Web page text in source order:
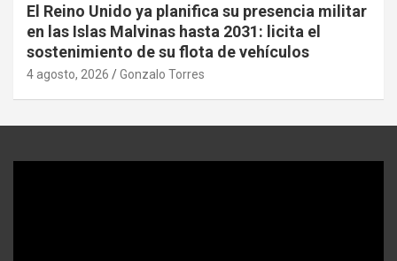
El Reino Unido ya planifica su presencia militar
en las Islas Malvinas hasta 2031: licita el
sostenimiento de su flota de vehículos
4 agosto, 2026 Gonzalo Torres